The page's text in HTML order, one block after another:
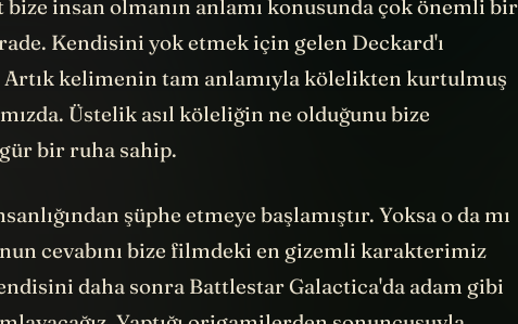
insan olmanın anlamı konusunda çok önemli bir
Kendisini yok etmek için gelen Deckard'ı
kelimenin tam anlamıyla kölelikten kurtulmuş
Üstelik asıl köleliğin ne olduğunu bize
bir ruha sahip.
şüphe etmeye başlamıştır. Yoksa o da mı
cevabını bize filmdeki en gizemli karakterimiz
daha sonra Battlestar Galactica'da adam gibi